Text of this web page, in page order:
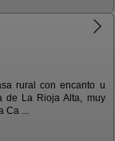
rural con encanto u
de La Rioja Alta, muy
Ca ...